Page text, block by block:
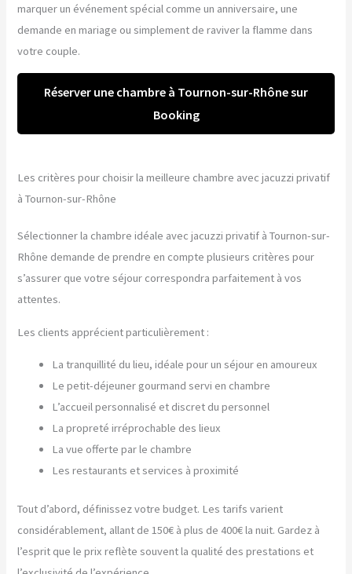
marquer un événement spécial comme un anniversaire, une
demande en mariage ou simplement de raviver la flamme dans
votre couple.
Réserver une chambre à Tournon-sur-Rhône sur
Booking
Les critères pour choisir la meilleure chambre avec jacuzzi privatif
à Tournon-sur-Rhône
Sélectionner la chambre idéale avec jacuzzi privatif à Tournon-sur-
Rhône demande de prendre en compte plusieurs critères pour
s’assurer que votre séjour correspondra parfaitement à vos
attentes.
Les clients apprécient particulièrement :
La tranquillité du lieu, idéale pour un séjour en amoureux
Le petit-déjeuner gourmand servi en chambre
L’accueil personnalisé et discret du personnel
La propreté irréprochable des lieux
La vue offerte par le chambre
Les restaurants et services à proximité
Tout d’abord, définissez votre budget. Les tarifs varient
considérablement, allant de 150€ à plus de 400€ la nuit. Gardez à
l’esprit que le prix reflète souvent la qualité des prestations et